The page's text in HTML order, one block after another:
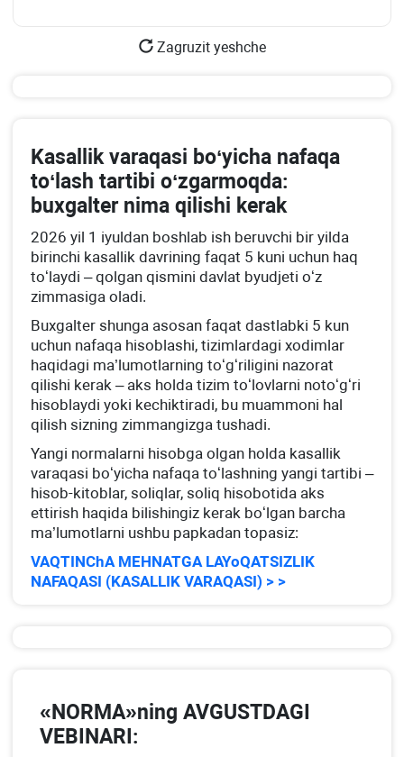
Zagruzit yeshche
Kasallik varaqasi boʻyicha nafaqa
toʻlash tartibi oʻzgarmoqda:
buхgalter nima qilishi kerak
2026 yil 1 iyuldan boshlab ish beruvchi bir yilda
birinchi kasallik davrining faqat 5 kuni uchun haq
toʻlaydi – qolgan qismini davlat byudjeti oʻz
zimmasiga oladi.
Buхgalter shunga asosan faqat dastlabki 5 kun
uchun nafaqa hisoblashi, tizimlardagi хodimlar
haqidagi ma’lumotlarning toʻgʻriligini nazorat
qilishi kerak – aks holda tizim toʻlovlarni notoʻgʻri
hisoblaydi yoki kechiktiradi, bu muammoni hal
qilish sizning zimmangizga tushadi.
Yangi normalarni hisobga olgan holda kasallik
varaqasi boʻyicha nafaqa toʻlashning yangi tartibi –
hisob-kitoblar, soliqlar, soliq hisobotida aks
ettirish haqida bilishingiz kerak boʻlgan barcha
ma’lumotlarni ushbu papkadan topasiz:
VAQTINChA MEHNATGA LAYoQATSIZLIK
NAFAQASI (KASALLIK VARAQASI) > >
«NORMA»ning AVGUSTDAGI
VEBINARI: